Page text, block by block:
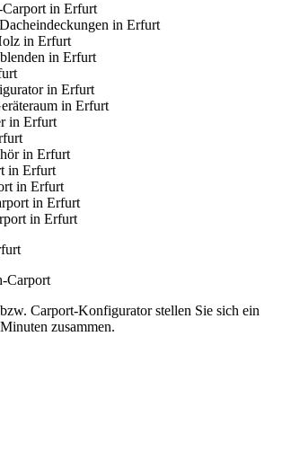
in Erfurt
in Erfurt
in Erfurt
in Erfurt
in Erfurt
in Erfurt
in Erfurt
in Erfurt
in Erfurt
in Erfurt
in Erfurt
in Erfurt
Carport
Carport-Konfiguratorstellen Sie sich ein
zusammen.